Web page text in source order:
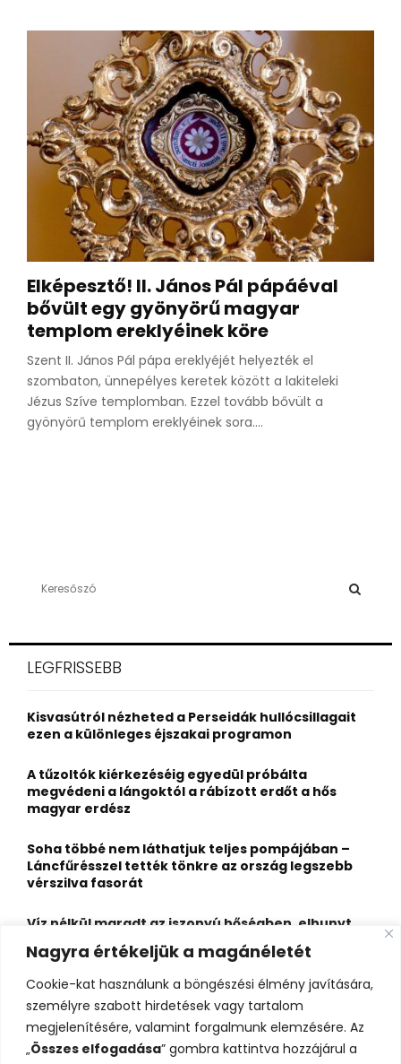
Nagyra értékeljük a magánéletét
Cookie-kat használunk a böngészési élmény javítására,
személyre szabott hirdetések vagy tartalom
megjelenítésére, valamint forgalmunk elemzésére. Az
„Összes elfogadása” gombra kattintva hozzájárul a
Elképesztő! II. János Pál pápáéval
bővült egy gyönyörű magyar
templom ereklyéinek köre
Szent II. János Pál pápa ereklyéjét helyezték el
szombaton, ünnepélyes keretek között a lakiteleki
Jézus Szíve templomban. Ezzel tovább bővült a
gyönyörű templom ereklyéinek sora....
h
o
r
LEGFRISSEBB
Kisvasútról nézheted a Perseidák hullócsillagait
ezen a különleges éjszakai programon
A tűzoltók kiérkezéséig egyedül próbálta
megvédeni a lángoktól a rábízott erdőt a hős
magyar erdész
Soha többé nem láthatjuk teljes pompájában –
Láncfűrésszel tették tönkre az ország legszebb
vérszilva fasorát
Víz nélkül maradt az iszonyú hőségben, elhunyt
egy kiránduló a legnépszerűbb horvát
hegységben
Felbecsülhetetlen értékű honfoglaláskori
leletegyüttes került elő Pest megyében – videóval